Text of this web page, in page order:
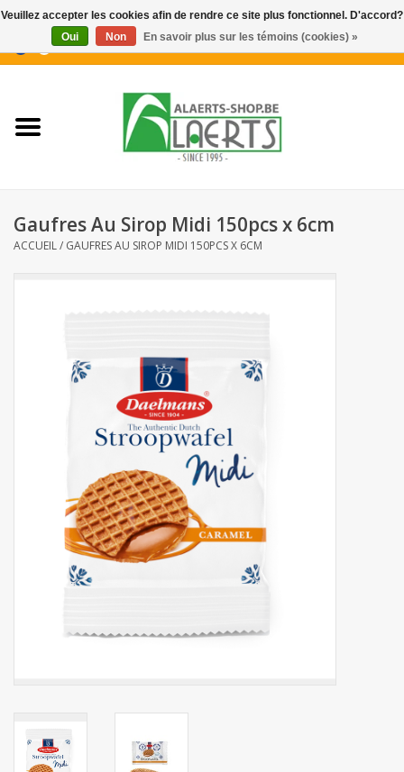
0 Articles - €0,00
Nouveautés
Biscuits pour le café
Biscuits apéritifs / Snacks salés
Bonbons pour la bonbonnière
Rouleaux de caisse thermiques
Produits d'hygiène
Cadeaux d'entreprise
Matériel d'emballage
Gaufres Au Sirop Midi 150pcs x 6cm
ACCUEIL/ GAUFRES AU SIROP MIDI 150PCS X 6CM
Veuillez accepter les cookies afin de rendre ce site plus fonctionnel. D'accord?
Oui
Non En savoir plus sur les témoins (cookies) »